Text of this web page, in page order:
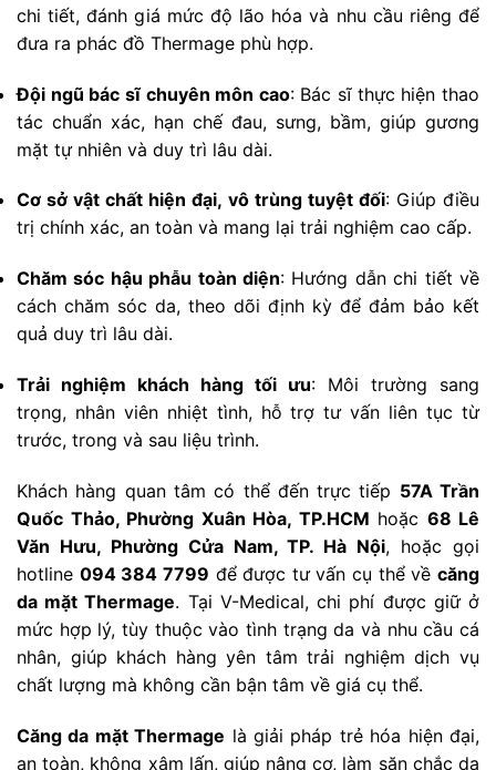
chi tiết, đánh giá mức độ lão hóa và nhu cầu riêng để
đưa ra phác đồ Thermage phù hợp.
Đội ngũ bác sĩ chuyên môn cao: Bác sĩ thực hiện thao
tác chuẩn xác, hạn chế đau, sưng, bầm, giúp gương
mặt tự nhiên và duy trì lâu dài.
Cơ sở vật chất hiện đại, vô trùng tuyệt đối: Giúp điều
trị chính xác, an toàn và mang lại trải nghiệm cao cấp.
Chăm sóc hậu phẫu toàn diện: Hướng dẫn chi tiết về
cách chăm sóc da, theo dõi định kỳ để đảm bảo kết
quả duy trì lâu dài.
Trải nghiệm khách hàng tối ưu: Môi trường sang
trọng, nhân viên nhiệt tình, hỗ trợ tư vấn liên tục từ
trước, trong và sau liệu trình.
Khách hàng quan tâm có thể đến trực tiếp 57A Trần
Quốc Thảo, Phường Xuân Hòa, TP.HCM hoặc 68 Lê
Văn Hưu, Phường Cửa Nam, TP. Hà Nội, hoặc gọi
hotline 094 384 7799 để được tư vấn cụ thể vềcăng
da mặt Thermage. Tại V-Medical, chi phí được giữ ở
mức hợp lý, tùy thuộc vào tình trạng da và nhu cầu cá
nhân, giúp khách hàng yên tâm trải nghiệm dịch vụ
chất lượng mà không cần bận tâm về giá cụ thể.
Căng da mặt Thermage là giải pháp trẻ hóa hiện đại,
an toàn, không xâm lấn, giúp nâng cơ, làm săn chắc da